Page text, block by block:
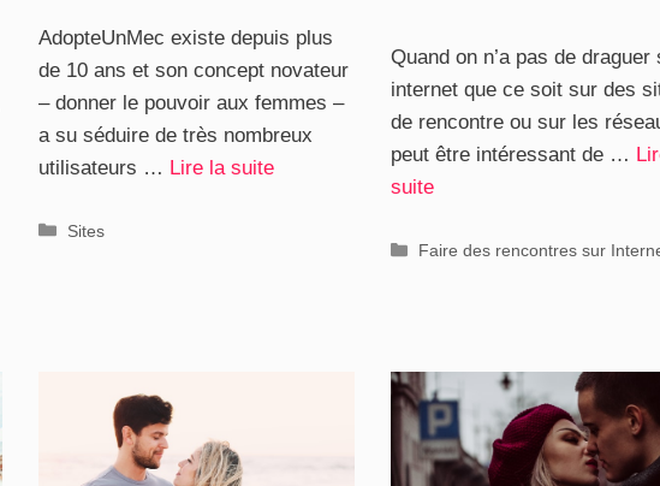
AdopteUnMec existe depuis plus
de 10 ans et son concept novateur
– donner le pouvoir aux femmes –
a su séduire de très nombreux
utilisateurs … Lire la suite
Catégories
Sites
Quand on n’a pas de draguer
internet que ce soit sur des
de rencontre ou sur les
peut être intéressant de …
suite
Catégories
Faire des rencontres sur